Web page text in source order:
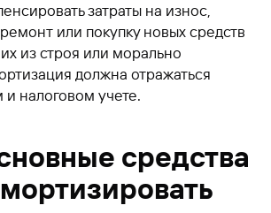
затраты на износ,
или покупку новых средств
из строя или морально
должна отражаться
и налоговом учете.
средства